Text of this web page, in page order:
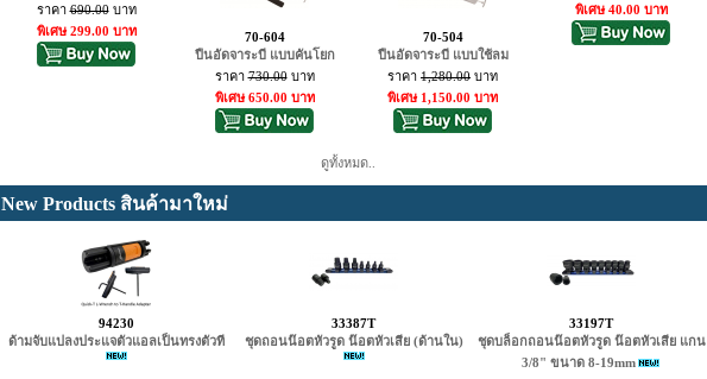
ราคา690.00บาท
พิเศษ 299.00 บาท
70-604
ปืนอัดจาระบี แบบคันโยก
ราคา730.00บาท
พิเศษ 650.00 บาท
70-504
ปืนอัดจาระบี แบบใช้ลม
ราคา 1,280.00 บาท
พิเศษ 1,150.00 บาท
พิเศษ 40.00 บาท
ดูทั้งหมด..
New Products สินค้ามาใหม่
94230
ด้ามจับแปลงประแจตัวแอลเป็นทรงตัวที
33387T
ชุดถอนน๊อตหัวรูด น๊อตหัวเสีย (ด้านใน)
33197T
ชุดบล็อกถอนน๊อตหัวรูด น๊อตหัวเสีย แกน
3/8" ขนาด 8-19mm